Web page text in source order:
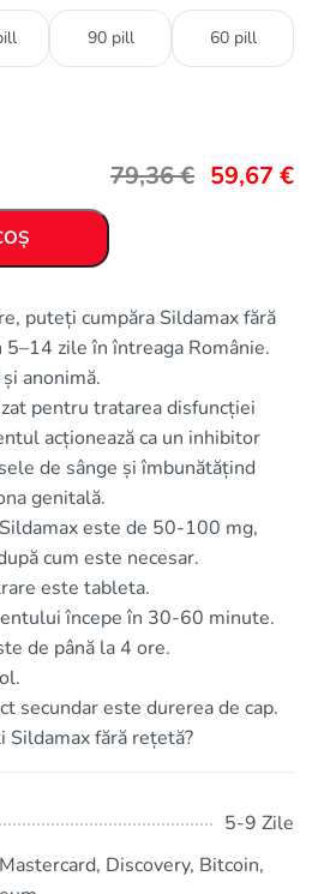
90 pill 60 pill
79,36€ 59,67 €
puteți cumpăra Sildamax fără
zile în întreaga Românie.
anonimă.
pentru tratarea disfuncției
acționează ca un inhibitor
de sânge și îmbunătățind
genitală.
este de 50-100 mg,
cum este necesar.
este tableta.
începe în 30-60 minute.
de până la 4 ore.
secundar este durerea de cap.
Sildamax fără rețetă?
5-9 Zile
Discovery, Bitcoin,